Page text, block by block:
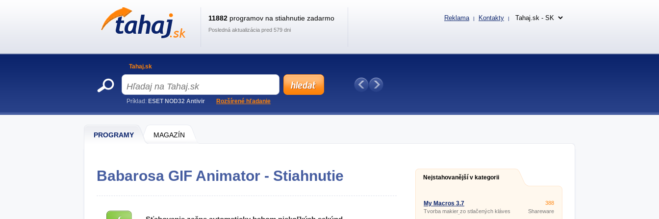
PROGRAMY MAGAZÍN
Babarosa GIF Animator - Stiahnutie Nejstahovanější v kategorii
My Macros 3.7
Tvorba makier zo stlačených kláves
a pohybov myši.
388
Shareware
11882 programov na stiahnutie zadarmo
Posledná aktualizácia pred 579 dni
Reklama | Kontakty |
Tahaj.sk
Príklad: ESET NOD32 Antivir Rozšírené hľadanie